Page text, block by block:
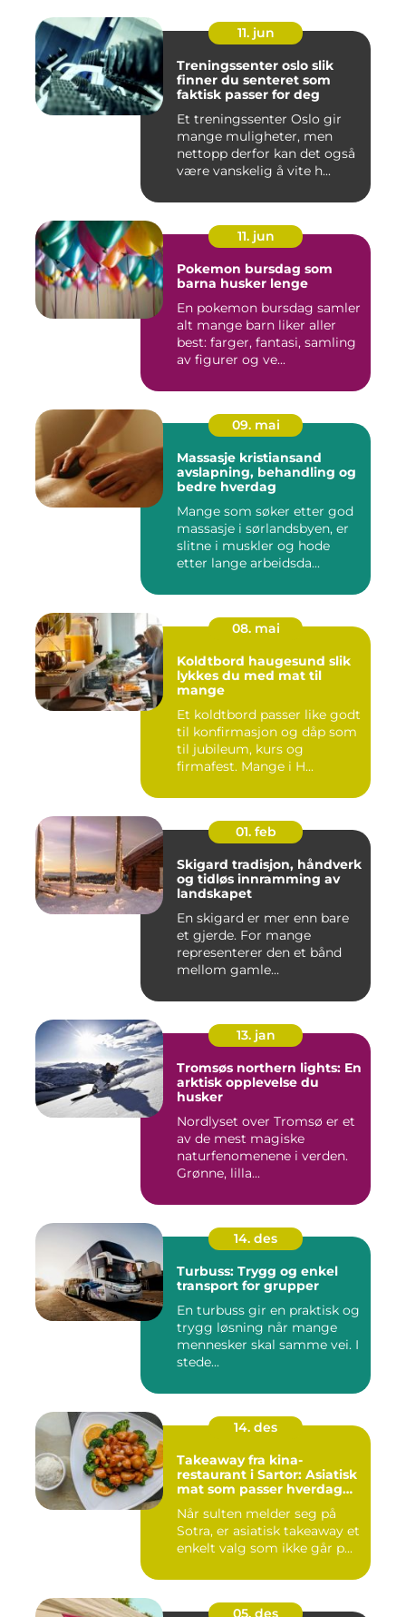
11. jun
Treningssenter oslo slik
finner du senteret som
faktisk passer for deg
Et treningssenter Oslo gir
mange muligheter, men
nettopp derfor kan det også
være vanskelig å vite h...
11. jun
Pokemon bursdag som
barna husker lenge
En pokemon bursdag samler
alt mange barn liker aller
best: farger, fantasi, samling
av figurer og ve...
09. mai
Massasje kristiansand
avslapning, behandling og
bedre hverdag
Mange som søker etter god
massasje i sørlandsbyen, er
slitne i muskler og hode
etter lange arbeidsda...
08. mai
Koldtbord haugesund slik
lykkes du med mat til
mange
Et koldtbord passer like godt
til konfirmasjon og dåp som
til jubileum, kurs og
firmafest. Mange i H...
01. feb
Skigard tradisjon, håndverk
og tidløs innramming av
landskapet
En skigard er mer enn bare
et gjerde. For mange
representerer den et bånd
mellom gamle
13. jan
Tromsøs northern lights: En
arktisk opplevelse du
husker
Nordlyset over Tromsø er et
av de mest magiske
naturfenomenene i verden.
Grønne, lilla...
14. des
Turbuss: Trygg og enkel
transport for grupper
En turbuss gir en praktisk og
trygg løsning når mange
mennesker skal samme vei. I
stede...
14. des
Takeaway fra kina-
restaurant i Sartor: Asiatisk
mat som passer hverdag
Når sulten melder seg på
Sotra, er asiatisk takeaway et
enkelt valg som ikke går p...
05. des